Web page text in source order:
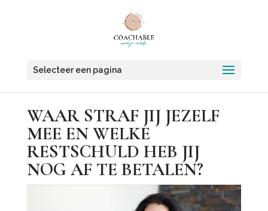
Selecteer een pagina
WAAR STRAF JIJ JEZELF
MEE EN WELKE
RESTSCHULD HEB JIJ
NOG AF TE BETALEN?